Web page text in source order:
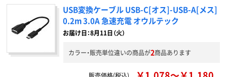
USB変換ケーブル USB-C[オス]-USB-A[メス]
0.2m 3.0A 急速充電 オウルテック
お届け日：8月11日（火）
カラー・販売単位違いの商品が2商品あります
販売価格(税込)